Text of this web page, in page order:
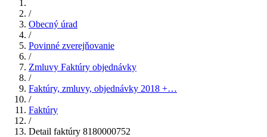
/
Obecný úrad
/
Povinné zverejňovanie
/
Zmluvy Faktúry objednávky
/
Faktúry, zmluvy, objednávky 2018 +…
/
Faktúry
/
Detail faktúry 8180000752